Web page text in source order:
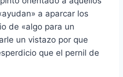
a aparcar los
de «algo para un
un vistazo por que
que el pernil de